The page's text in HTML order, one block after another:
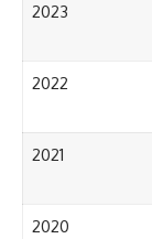
2023
2022
2021
2020